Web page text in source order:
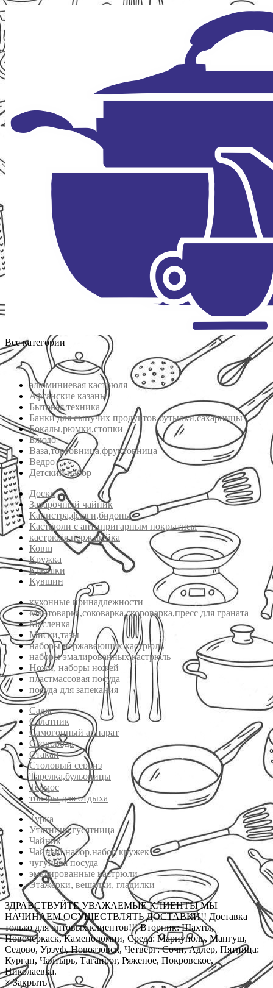
Все категории
алюминиевая кастрюля
Афганские казаны
Бытовая техника
Банки для сыпучих продуктов,бутылки,сахарницы
Бокалы,рюмки,стопки
Блюдо
Ваза,тортовница,фруктовница
Ведро
Детский набор
Доски
Заварочный чайник
Канистра,фляги,бидоны
Кастрюли с антипригарным покрытием
кастрюля нержавейка
Ковш
Кружка
Крышки
Кувшин
кухонные принадлежности
Мантоварка,соковарка,скороварка,пресс для граната
Масленка
Миски,тазы
наборы нержавеющих кастрюль
наборы эмалированных кастрюль
Ножи, наборы ножей
пластмассовая посуда
посуда для запекания
Садж
Салатник
Самогонный аппарат
Сковорода
Стакан
Столовый сервиз
Тарелка,бульоницы
Термос
товары для отдыха
Турка
Утятница,гусятница
Чайник
Чайный набор,набор кружек
чугунная посуда
эмалированные кастрюли
Этажерки, вешалки, гладилки
ЗДРАВСТВУЙТЕ УВАЖАЕМЫЕ КЛИЕНТЫ МЫ
НАЧИНАЕМ ОСУЩЕСТВЛЯТЬ ДОСТАВКИ!! Доставка
только для оптовых клиентов!!! Вторник: Шахты,
Новочеркаск, Каменоломни, Среда: Мариуполь, Мангуш,
Седово, Урзуф, Новоазовск, Четверг: Сочи, Адлер, Пятница:
Курган, Чалтырь, Таганрог, Ряженое, Покровское,
Николаевка.
× Закрыть